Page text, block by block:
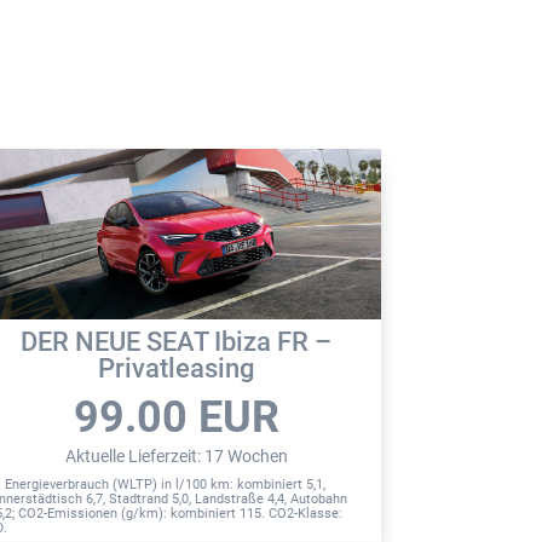
DER NEUE SEAT Ibiza FR –
Privatleasing
99.00 EUR
Aktuelle Lieferzeit: 17 Wochen
Energieverbrauch (WLTP) in l/100 km: kombiniert 5,1,
6,7, Stadtrand 5,0, Landstraße 4,4, Autobahn
CO2-Emissionen (g/km): kombiniert 115. CO2-Klasse: